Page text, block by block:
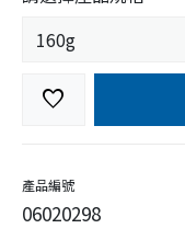
favorite
產品編號
06020298